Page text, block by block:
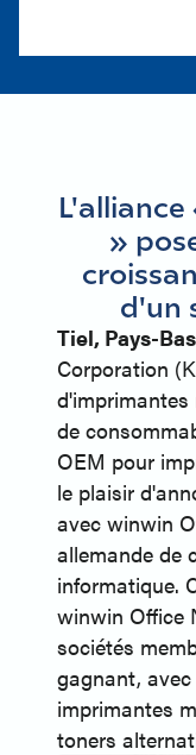
»
d'un
Tiel, Pays-
Corporation
de
OEM pour
le plaisir
avec winwin
allemande de
informatique.
winwin Office
sociétés
gagnant,
imprimantes
toners